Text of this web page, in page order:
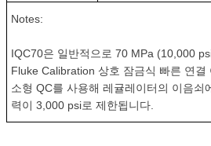
Notes:
IQC70은 일반적으로 70 MPa (10,000
Fluke Calibration 상호 잠금식 빠른 연결
소형 QC를 사용해 레귤레이터의 이음쇠
력이 3,000 psi로 제한됩니다.